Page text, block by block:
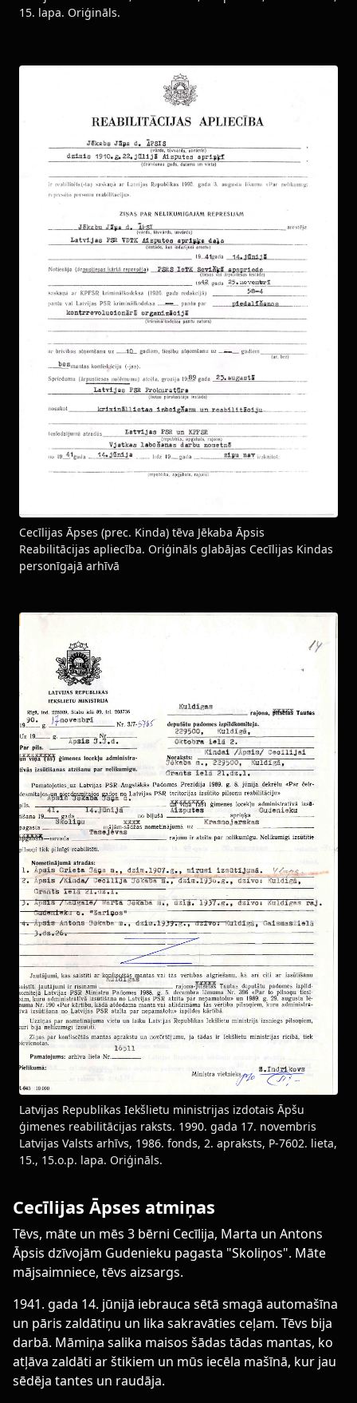
15. lapa. Oriģināls.
Cecīlijas Āpses (prec. Kinda) tēva Jēkaba Āpsis
Reabilitācijas apliecība. Oriģināls glabājas Cecīlijas Kindas
personīgajā arhīvā
Latvijas Republikas Iekšlietu ministrijas izdotais Āpšu
ģimenes reabilitācijas raksts. 1990. gada 17. novembris
Latvijas Valsts arhīvs, 1986. fonds, 2. apraksts, P-7602. lieta,
15., 15.o.p. lapa. Oriģināls.
Cecīlijas Āpses atmiņas
Tēvs, māte un mēs 3 bērni Cecīlija, Marta un Antons
Āpsis dzīvojām Gudenieku pagasta "Skoliņos". Māte
mājsaimniece, tēvs aizsargs.
1941. gada 14. jūnijā iebrauca sētā smagā automašīna
un pāris zaldātiņu un lika sakravāties ceļam. Tēvs bija
darbā. Māmiņa salika maisos šādas tādas mantas, ko
atļāva zaldāti ar štikiem un mūs iecēla mašīnā, kur jau
sēdēja tantes un raudāja.